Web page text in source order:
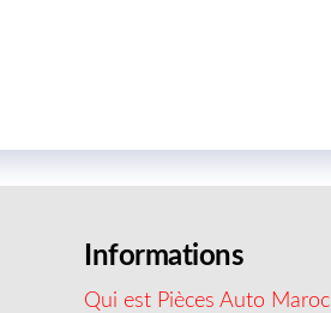
Informations
Qui est Pièces Auto Maroc